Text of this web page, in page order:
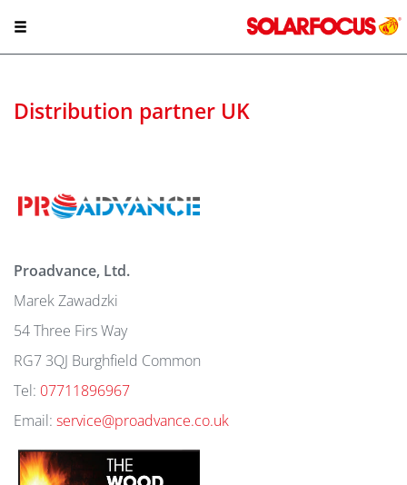
Distribution partner UK
Proadvance, Ltd.
Marek Zawadzki
54 Three Firs Way
RG7 3QJ Burghfield Common
Tel: 07711896967
Email: service@proadvance.co.uk